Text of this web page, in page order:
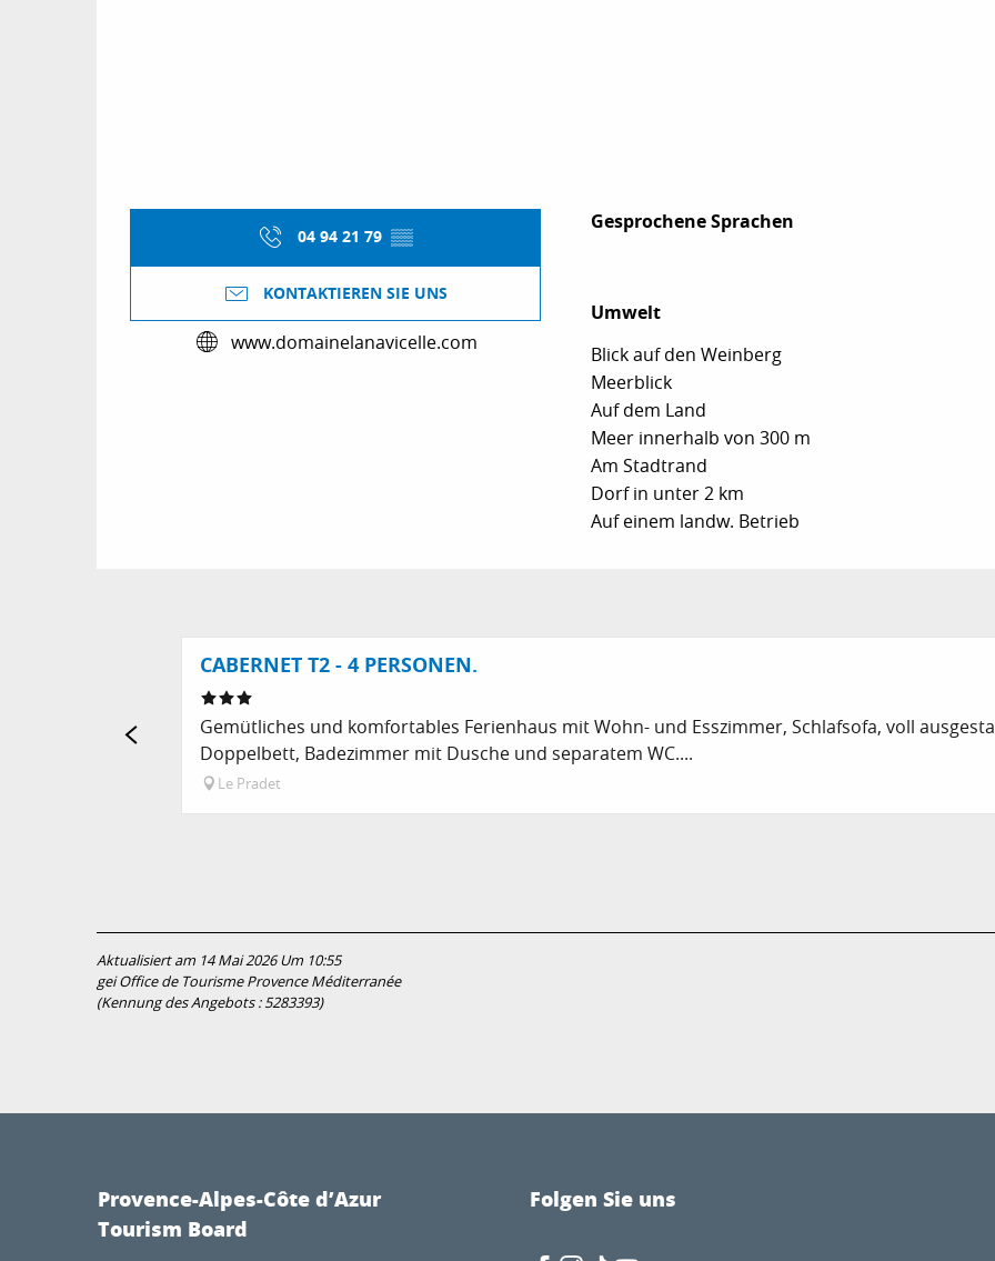
04 94 21 79 ▒▒
KONTAKTIEREN SIE UNS
www.domainelanavicelle.com
Gesprochene Sprachen
Gesprochene Sprachen
Umwelt
Umwelt
Blick auf den Weinberg
Meerblick
Auf dem Land
Meer innerhalb von 300 m
Am Stadtrand
Dorf in unter 2 km
Auf einem landw. Betrieb
CABERNET T2 - 4 PERSONEN.
Gemütliches und komfortables Ferienhaus mit Wohn- und Esszimmer, Schlafsofa, voll
Doppelbett, Badezimmer mit Dusche und separatem WC....
Le Pradet
Aktualisiert am 14 Mai 2026 Um 10:55
gei Office de Tourisme Provence Méditerranée
(Kennung des Angebots :5283393)
Provence-Alpes-Côte d’Azur
Tourism Board
Folgen Sie uns